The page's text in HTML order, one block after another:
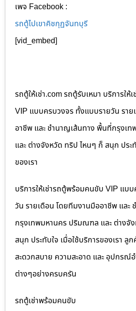
เพจ Facebook :
รถตู้ไปเขาคิชกุฏจันทบุรี
[vid_embed]
รถตู้ให้เช่า.com รถตู้รับเหมา บริการใ
VIP แบบครบวงจร ทั้งแบบรายวัน รา
อาชีพ และ ชำนาญเส้นทาง พื้นที่กรุงเ
และ ต่างจังหวัด ทริป ไหนๆ ก็ สนุก ประ
ของเรา
บริการให้เช่ารถตู้พร้อมคนขับ VIP แบ
วัน รายเดือน โดยทีมงานมืออาชีพ และ
กรุงเทพมหานคร ปริมณฑล และ ต่างจั
สนุก ประทับใจ เมื่อใช้บริการของเรา ลู
สะดวกสบาย ความสะอาด และ อุปกรณ์
ต่างๆอย่างครบครัน
รถตู้เช่าพร้อมคนขับ